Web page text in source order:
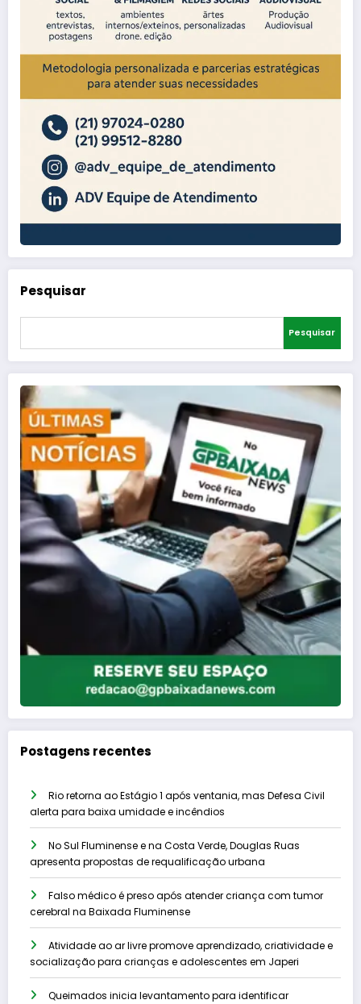
Pesquisar
Pesquisar
Postagens recentes
Rio retorna ao Estágio 1 após ventania, mas Defesa Civil
alerta para baixa umidade e incêndios
No Sul Fluminense e na Costa Verde, Douglas Ruas
apresenta propostas de requalificação urbana
Falso médico é preso após atender criança com tumor
cerebral na Baixada Fluminense
Atividade ao ar livre promove aprendizado, criatividade e
socialização para crianças e adolescentes em Japeri
Queimados inicia levantamento para identificar